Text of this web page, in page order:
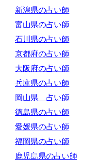
新潟県の占い師
富山県の占い師
石川県の占い師
京都府の占い師
大阪府の占い師
兵庫県の占い師
岡山県 占い師
徳島県の占い師
愛媛県の占い師
福岡県の占い師
鹿児島県の占い師